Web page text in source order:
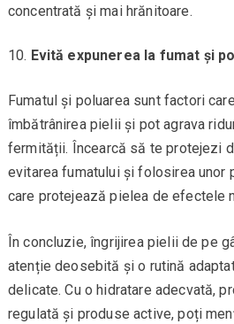
concentrată și mai hrănitoare.
Evită expunerea la fumat și
Fumatul și poluarea sunt factori
îmbătrânirea pielii și pot agrava
fermității. Încearcă să te protejezi
evitarea fumatului și folosirea unor
care protejează pielea de efectele
În concluzie, îngrijirea pielii de pe
atenție deosebită și o rutină
delicate. Cu o hidratare adecvată,
regulată și produse active, poți